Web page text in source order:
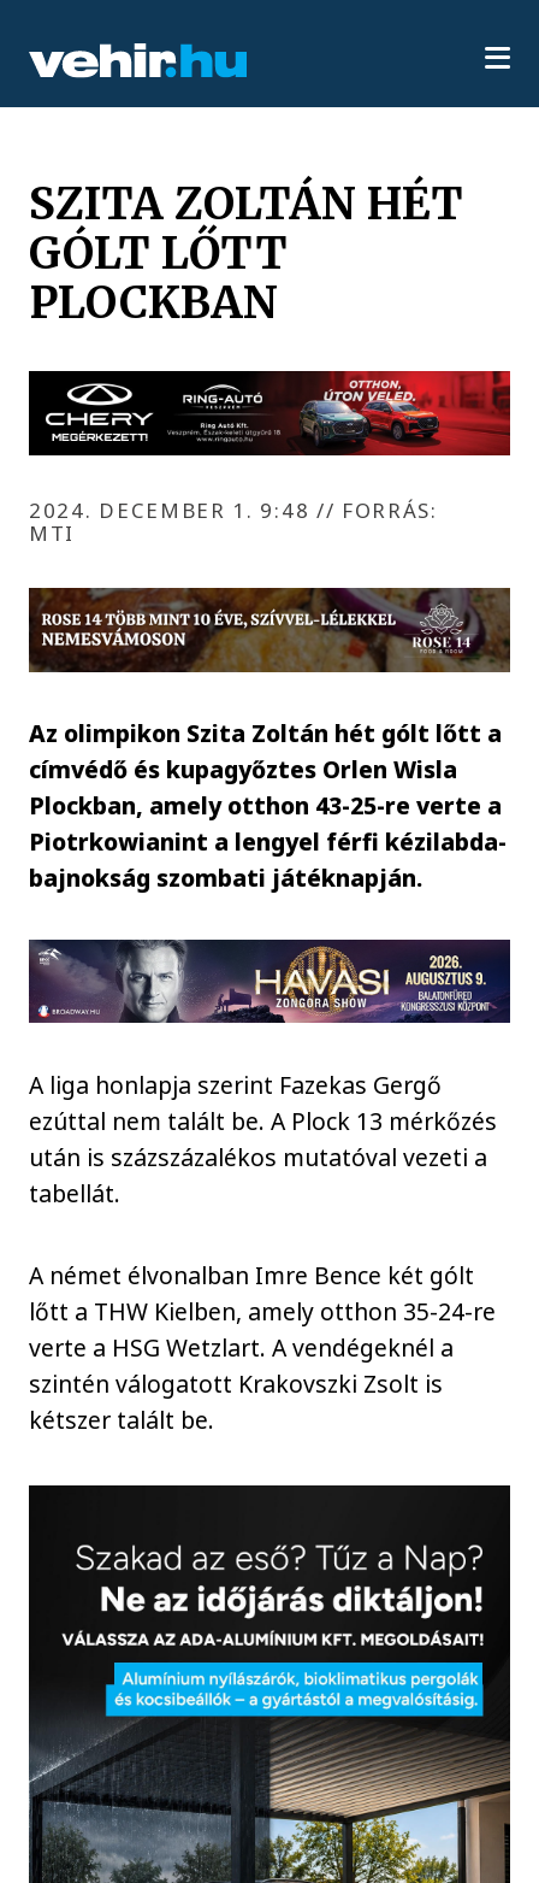
SZITA ZOLTÁN HÉT
GÓLT LŐTT
PLOCKBAN
2024. DECEMBER 1. 9:48 // FORRÁS:
MTI
Az olimpikon Szita Zoltán hét gólt lőtt a
címvédő és kupagyőztes Orlen Wisla
Plockban, amely otthon 43-25-re verte a
Piotrkowianint a lengyel férfi kézilabda-
bajnokság szombati játéknapján.
A liga honlapja szerint Fazekas Gergő
ezúttal nem talált be. A Plock 13 mérkőzés
után is százszázalékos mutatóval vezeti a
tabellát.
A német élvonalban Imre Bence két gólt
lőtt a THW Kielben, amely otthon 35-24-re
verte a HSG Wetzlart. A vendégeknél a
szintén válogatott Krakovszki Zsolt is
kétszer talált be.